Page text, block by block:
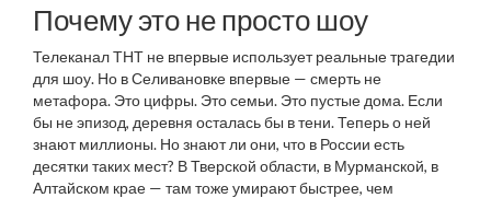
Почему это не просто шоу
ТелеканалТНТ не впервые использует реальные трагедии
для шоу. Но в Селивановке впервые — смерть не
метафора. Это цифры. Это семьи. Это пустые дома. Если
бы не эпизод, деревня осталась бы в тени. Теперь о ней
знают миллионы. Но знают ли они, что в России есть
десятки таких мест? В Тверской области, в Мурманской, в
Алтайском крае — там тоже умирают быстрее, чем